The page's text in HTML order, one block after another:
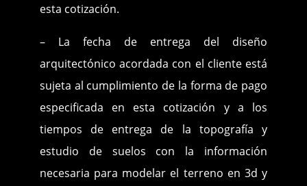
esta cotización.
– La fecha de entrega del diseño
arquitectónico acordada con el cliente está
sujeta al cumplimiento de la forma de pago
especificada en esta cotización y a los
tiempos de entrega de la topografía y
estudio de suelos con la información
necesaria para modelar el terreno en 3d y